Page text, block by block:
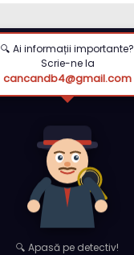
🔍 Ai informații importante?
Scrie-ne la
cancandb4@gmail.com
🔍 Apasă pe detectiv!